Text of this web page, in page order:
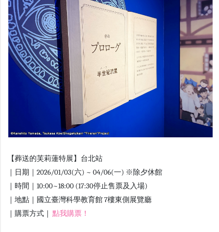
【葬送的芙莉蓮特展】台北站
｜日期｜2026/01/03(六) ~ 04/06(一) ※除夕休館
｜時間｜10:00~18:00 (17:30停止售票及入場)
｜地點｜國立臺灣科學教育館 7樓東側展覽廳
｜購票方式｜ 點我購票！